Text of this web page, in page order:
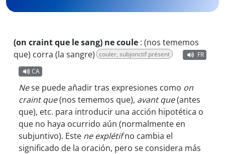
(on craint que le sang) ne coule : (nos tememos
que) corra (la sangre) couler, subjonctif présent
FR
CA
Nese puede añadir tras expresiones como on
craint que(nos tememos que), avant que(antes
que), etc. para introducir una acción hipotética o
que no haya ocurrido aún (normalmente en
subjuntivo). Este ne explétifno cambia el
significado de la oración, pero se considera más